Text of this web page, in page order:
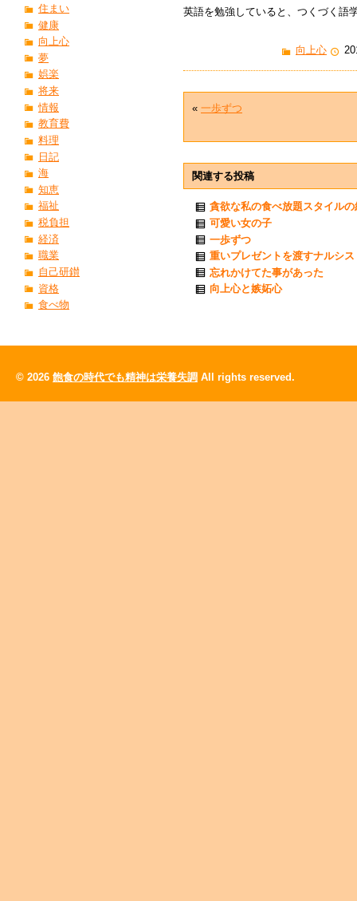
英語を勉強していると、つくづく語
向上心
« 一歩ずつ
関連する投稿
貪欲な私の食べ放題スタイルの
可愛い女の子
一歩ずつ
重いプレゼントを渡すナルシス
忘れかけてた事があった
向上心と嫉妬心
住まい
健康
向上心
夢
娯楽
将来
情報
教育費
料理
日記
海
知恵
福祉
税負担
経済
職業
自己研鑚
資格
食べ物
© 2026 飽食の時代でも精神は栄養失調 All rights reserved.